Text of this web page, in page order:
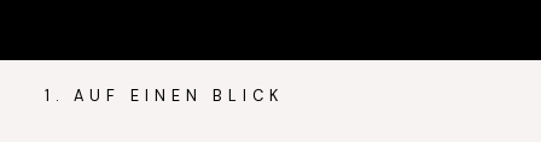
1. AUF EINEN BLICK